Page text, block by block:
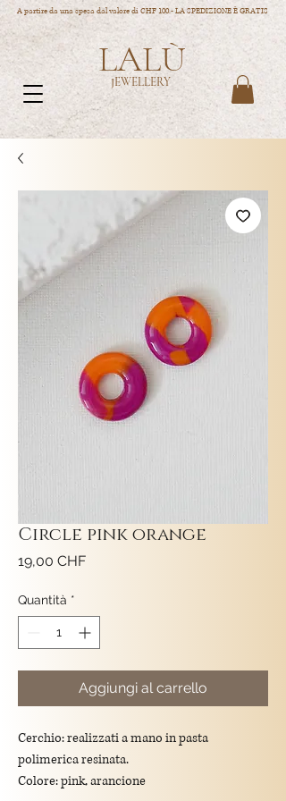
A partire da una spesa dal valore di CHF 100.- LA SPEDIZIONE È GRATIS
LALÙ
JEWELLERY
Circle pink orange
19,00 CHFPrezzo
Quantità *
Aggiungi al carrello
Cerchio: realizzati a mano in pasta
polimerica resinata.
Colore: pink, arancione